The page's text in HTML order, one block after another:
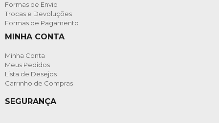
Formas de Envio
Trocas e Devoluções
Formas de Pagamento
MINHA CONTA
Minha Conta
Meus Pedidos
Lista de Desejos
Carrinho de Compras
SEGURANÇA